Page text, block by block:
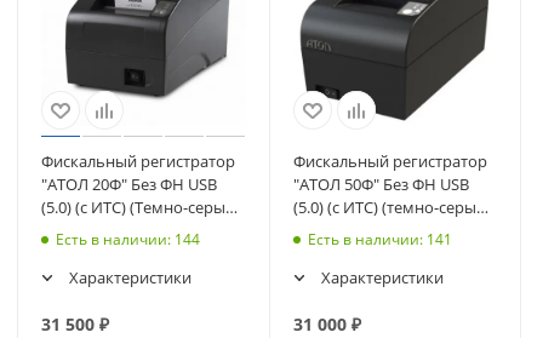
Фискальный регистратор
"АТОЛ 20Ф" Без ФН USB
(5.0) (с ИТС) (Темно-серый)
(50314)
Есть в наличии: 144
Характеристики
31 500 ₽
Фискальный регистратор
"АТОЛ 50Ф" Без ФН USB
(5.0) (с ИТС) (темно-серый)
(50341)
Есть в наличии: 141
Характеристики
31 000₽